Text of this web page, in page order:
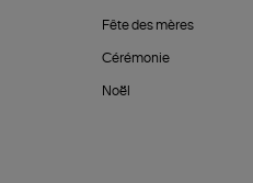
Fête des mères
Cérémonie
Noël